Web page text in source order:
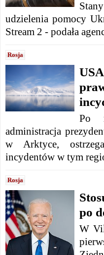
udzielenia pomocy
Stream 2 - podała
Rosja
Po
administracja
w Arktyce,
incydentów w tym
Rosja
po
W